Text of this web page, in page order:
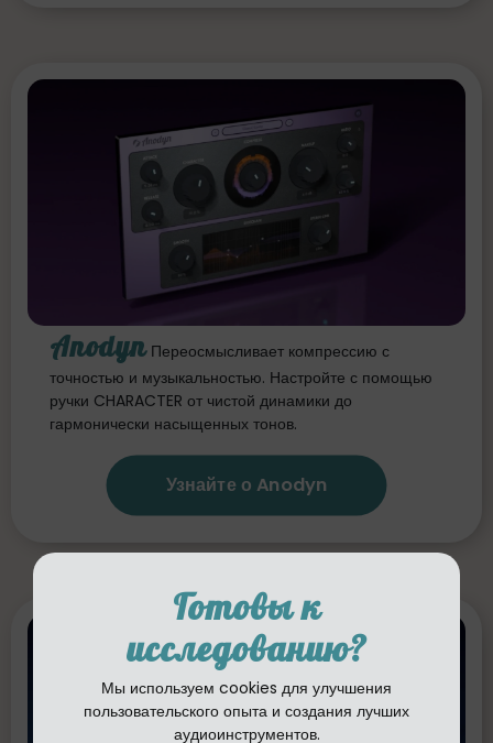
Готовы к
исследованию?
Мы используем cookies для улучшения
пользовательского опыта и создания лучших
аудиоинструментов.
Anodyn Переосмысливает компрессию с
точностью и музыкальностью. Настройте с помощью
ручки CHARACTER от чистой динамики до
гармонически насыщенных тонов.
Узнайте о Anodyn